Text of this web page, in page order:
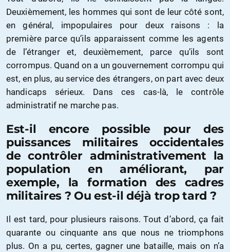
Deuxièmement, les hommes qui sont de leur côté sont,
en général, impopulaires pour deux raisons : la
première parce qu’ils apparaissent comme les agents
de l’étranger et, deuxièmement, parce qu’ils sont
corrompus. Quand on a un gouvernement corrompu qui
est, en plus, au service des étrangers, on part avec deux
handicaps sérieux. Dans ces cas-là, le contrôle
administratif ne marche pas.
Est-il encore possible pour des
puissances militaires occidentales
de contrôler administrativement la
population en améliorant, par
exemple, la formation des cadres
militaires ? Ou est-il déjà trop tard ?
Il est tard, pour plusieurs raisons. Tout d’abord, ça fait
quarante ou cinquante ans que nous ne triomphons
plus. On a pu, certes, gagner une bataille, mais on n’a